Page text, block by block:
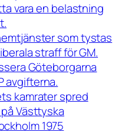
vara en belastning
som tystas
straff för GM.
Göteborgarna
avgifterna.
kamrater spred
Västtyska
1975